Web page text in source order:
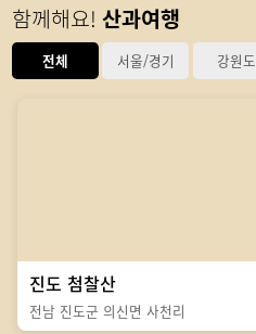
함께해요!산과여행
전체 서울/경기 강원도
진도 첨찰산
전남 진도군 의신면 사천리